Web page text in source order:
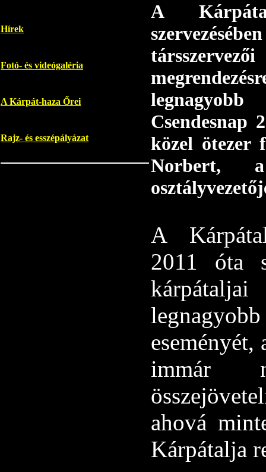
Hírek
Fotó- és videógaléria
A Kárpát-haza Őrei
Rajz- és esszépályázat
A
Csendesnap
közel ötezer
Norbert, a
A
2011 óta
eseményét,
immár
ahová
Kárpátalja